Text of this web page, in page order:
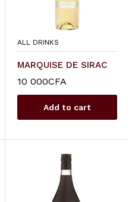
ALL DRINKS
MARQUISE DE SIRAC
10 000CFA
Add to cart